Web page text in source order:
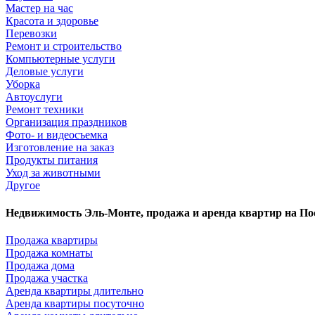
Мастер на час
Красота и здоровье
Перевозки
Ремонт и строительство
Компьютерные услуги
Деловые услуги
Уборка
Автоуслуги
Ремонт техники
Организация праздников
Фото- и видеосъемка
Изготовление на заказ
Продукты питания
Уход за животными
Другое
Недвижимость Эль-Монте, продажа и аренда квартир на
Продажа квартиры
Продажа комнаты
Продажа дома
Продажа участка
Аренда квартиры длительно
Аренда квартиры посуточно